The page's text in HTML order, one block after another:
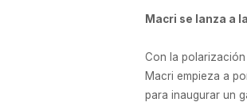
Macri se lanza a
Con la
Macri empieza a
para inaugurar un